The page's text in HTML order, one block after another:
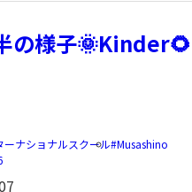
の様子🌞Kinder🌻
ーナショナルスクール Musashino